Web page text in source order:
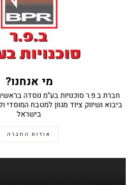
מי אנחנו?
ביבוא ושיווק ציוד מגוון למטבח המוסדי
בישראל
אודות החברה